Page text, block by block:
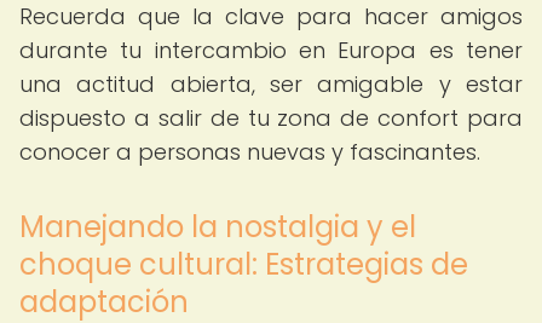
Recuerda que la clave para hacer amigos
durante tu intercambio en Europa es tener
una actitud abierta, ser amigable y estar
dispuesto a salir de tu zona de confort para
conocer a personas nuevas y fascinantes.
Manejando la nostalgia y el
choque cultural: Estrategias de
adaptación